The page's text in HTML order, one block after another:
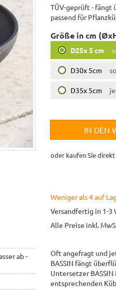
TÜV-geprüft - fängt
passend für
Größe in cm
D25x 5 cm
D30x 5cm
D35x 5cm
IN DEN
oder kaufen Sie
Weniger als 4 auf
Versandfertig in 1-3
Alle Preise inkl.
ab -
Oft angefragt und
BASSIN fängt
Untersetzer
entsprechenden